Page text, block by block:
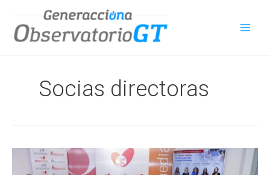
contenido
Socias directoras